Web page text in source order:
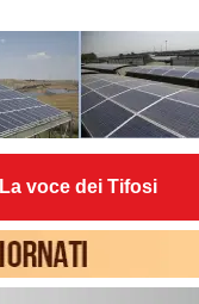
La voce dei Tifosi